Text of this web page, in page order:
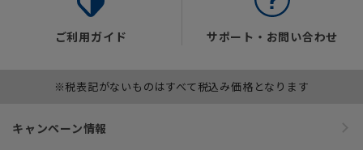
ご利用ガイド サポート・お問い合わせ
※税表記がないものはすべて税込み価格となります
キャンペーン情報